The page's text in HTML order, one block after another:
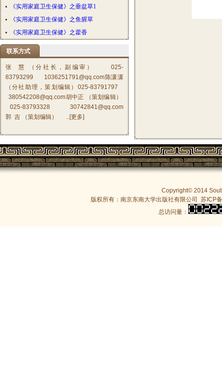
Copyright© 2014
版权所有：南京东南大学出版社有限公司 苏ICP
总访问量：
《实用家庭卫生保健》之垂盆草1
《实用家庭卫生保健》之鱼腥草
《实用家庭卫生保健》之藿香
联系方式
张 慧 （分社长，副编审） 025-
83793299 1036251791@qq.com陈潇潇
（分社助理，策划编辑）025-83791797
380542208@qq.com胡中正 （策划编辑）
025-83793328 30742841@qq.com
郭 吉 （策划编辑） ..[更多]